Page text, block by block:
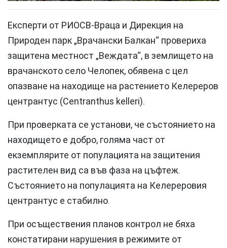
Експерти от РИОСВ-Враца и Дирекция на
Природен парк „Врачански Балкан“ провериха
защитена местност „Веждата“, в землището на
врачанското село Челопек, обявена с цел
опазване на находище на растението Келереров
центрантус (Centranthus kelleri).
При проверката се установи, че състоянието на
находището е добро, голяма част от
екземплярите от популацията на защитения
растителен вид са във фаза на цъфтеж.
Състоянието на популацията на Келереровия
центрантус е стабилно.
При осъществения планов контрол не бяха
констатирани нарушения в режимите от